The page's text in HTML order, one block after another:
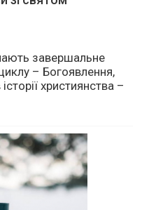
завершальне
– Богоявлення,
християнства –